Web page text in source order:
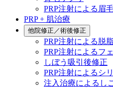
PRP注射による眉
PRP + 肌治療
他院修正／術後修正
PRP注射による脱
PRP注射によるフ
しぼう吸引後修正
PRP注射によるシ
注入治療によるし